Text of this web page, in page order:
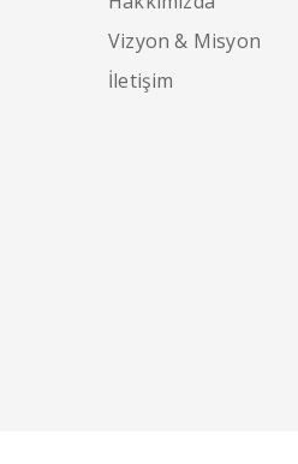
Vizyon & Misyon
İletişim